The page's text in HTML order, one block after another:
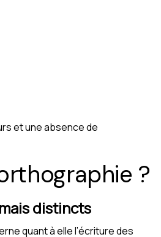
et une absence de
?
distincts
quant à elle l’écriture des